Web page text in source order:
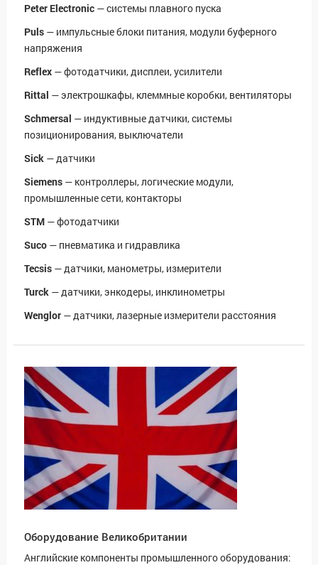
Peter Electronic — системы плавного пуска
Puls — импульсные блоки питания, модули буферного
напряжения
Reflex — фотодатчики, дисплеи, усилители
Rittal — электрошкафы, клеммные коробки, вентиляторы
Schmersal — индуктивные датчики, системы
позиционирования, выключатели
Sick — датчики
Siemens — контроллеры, логические модули,
промышленные сети, контакторы
STM — фотодатчики
Suco — пневматика и гидравлика
Tecsis — датчики, манометры, измерители
Turck — датчики, энкодеры, инклинометры
Wenglor — датчики, лазерные измерители расстояния
Оборудование Великобритании
Английские компоненты промышленного оборудования: